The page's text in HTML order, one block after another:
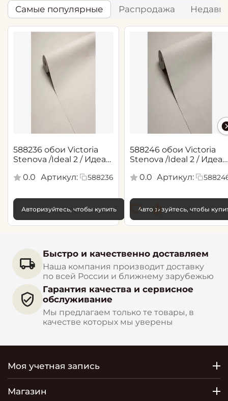
Самые популярные Распродажа
588236 обои Victoria
Stenova /Ideal 2 / Идеал
0.0 Артикул: 588236
Авторизуйтесь, чтобы купить
588246 обои Victoria
Stenova /Ideal 2 / Идеал
0.0 Артикул:
Авторизуйтесь, чтобы
Быстро и качественно доставляем
Наша компания производит доставку
по всей России и ближнему зарубежью
Гарантия качества и сервисное
обслуживание
Мы предлагаем только те товары, в
качестве которых мы уверены
Моя учетная запись
Магазин